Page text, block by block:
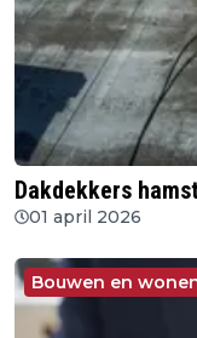
Dakdekkers
01 april 2026
Bouwen en